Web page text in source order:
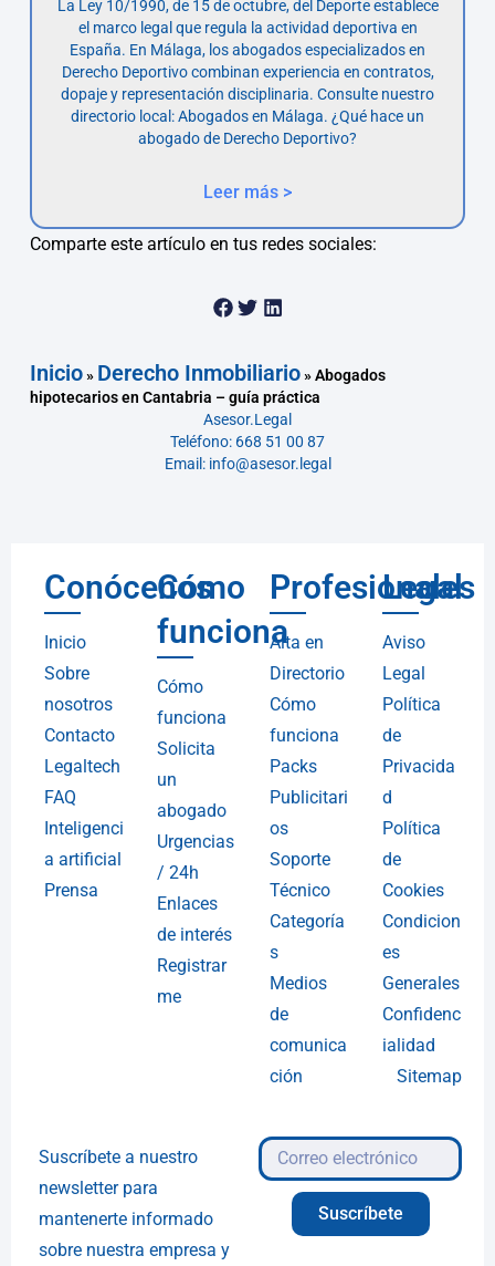
La Ley 10/1990, de 15 de octubre, del Deporte establece
el marco legal que regula la actividad deportiva en
España. En Málaga, los abogados especializados en
Derecho Deportivo combinan experiencia en contratos,
dopaje y representación disciplinaria. Consulte nuestro
directorio local: Abogados en Málaga. ¿Qué hace un
abogado de Derecho Deportivo?
Leer más >
Comparte este artículo en tus redes sociales:
Inicio» Derecho Inmobiliario»Abogados
hipotecarios en Cantabria – guía práctica
Asesor.Legal
Teléfono: 668 51 00 87
Email: info@asesor.legal
Conócenos
Inicio
Sobre
nosotros
Contacto
Legaltech
FAQ
Inteligenci
a artificial
Prensa
Cómo
funciona
Cómo
funciona
Solicita
un
abogado
Urgencias
/ 24h
Enlaces
de interés
Registrar
me
Profesionales
Alta en
Directorio
Cómo
funciona
Packs
Publicitari
os
Soporte
Técnico
Categoría
s
Medios
de
comunica
ción
Legal
Aviso
Legal
Política
de
Privacida
d
Política
de
Cookies
Condicion
es
Generales
Confidenc
ialidad
Sitemap
Suscríbete a nuestro
newsletter para
mantenerte informado
sobre nuestra empresa y
Suscríbete